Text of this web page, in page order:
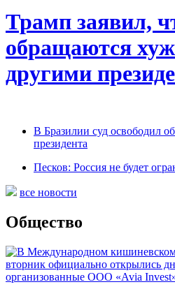
Трамп заявил,
обращаются
другими
В Бразилии суд освободил
президента
Песков: Россия не будет
все новости
Общество